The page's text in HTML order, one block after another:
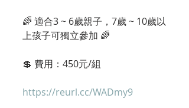
🌈 適合3 ~ 6歲親子，7歲 ~ 10歲以
上孩子可獨立參加 🌈
💲 費用：450元/組
https://reurl.cc/WADmy9